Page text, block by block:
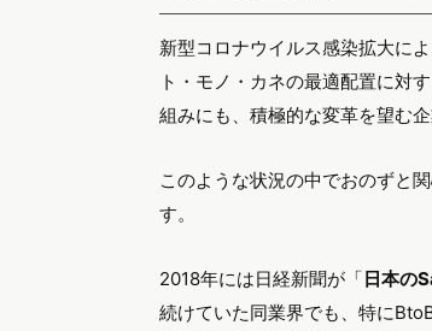
新型コロナウイルス感染拡大に
ト・モノ・カネの最適配置に対
組みにも、積極的な変革を望む
このような状況の中でおのずと
す。
2018年には日経新聞が「日本の
続けていた同業界でも、特に